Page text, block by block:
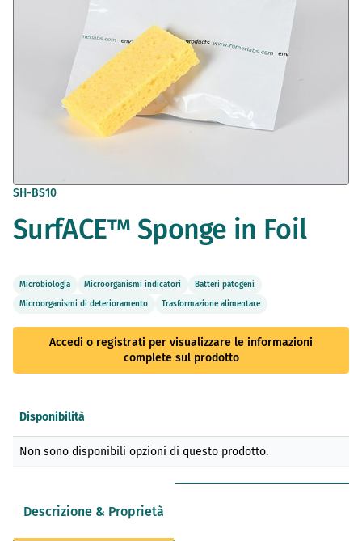
Vai
della
galleria
SH-BS10
SurfACE™ Sponge in Foil
Microbiologia Microorganismi indicatori
Batteri patogeni
Microorganismi di deterioramento
Trasformazione alimentare
Accedi o registrati per visualizzare le informazioni
complete sul prodotto
prodotti
Disponibilità
Non sono disponibili opzioni di questo prodotto.
Descrizione & Proprietà